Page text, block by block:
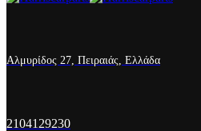
Αλμυρίδος 27, Πειραιάς, Ελλάδα
2104129230